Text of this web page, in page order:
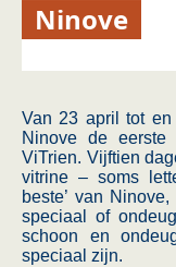
Ninove
Van 23 april tot
Ninove de eerste
ViTrien. Vijftien
vitrine – soms
beste’ van
speciaal of
schoon en
speciaal zijn.